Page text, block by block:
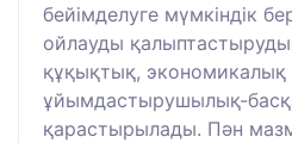
бейімделуге мүмкіндік
ойлауды
құқықтық,
ұйымдастырушылық-
қарастырылады. Пән